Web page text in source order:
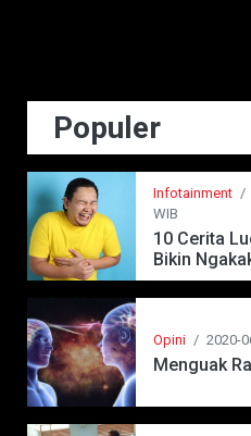
Populer
Infotainment /
WIB
10 Cerita
Bikin
Opini / 2020-